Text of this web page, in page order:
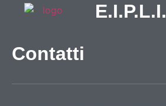
E.I.P.L.I.
Contatti